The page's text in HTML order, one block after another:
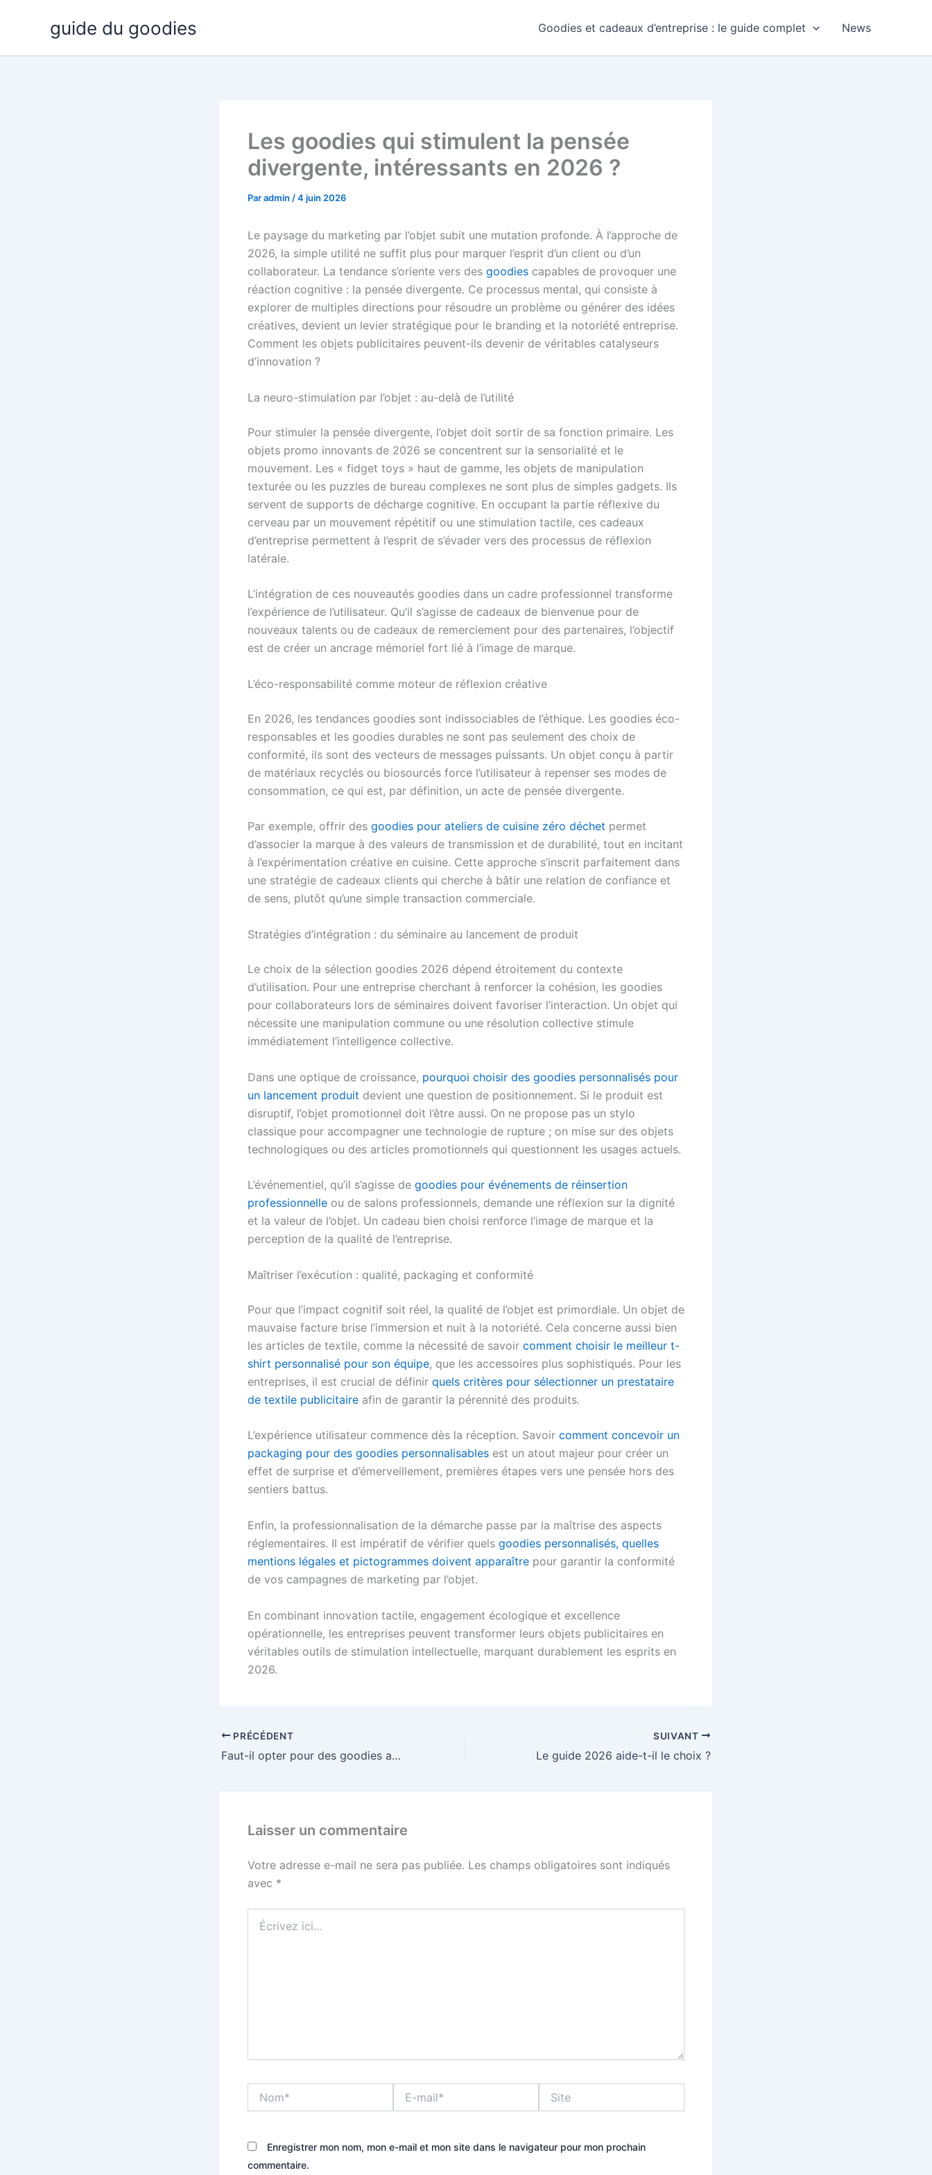
guide du goodies Goodies et cadeaux d’entreprise : le guide complet News
Les goodies qui stimulent la pensée
divergente, intéressants en 2026 ?
Paradmin /4 juin 2026
Le paysage du marketing par l’objet subit une mutation profonde. À l’approche de
2026, la simple utilité ne suffit plus pour marquer l’esprit d’un client ou d’un
collaborateur. La tendance s’oriente vers des goodies capables de provoquer une
réaction cognitive : la pensée divergente. Ce processus mental, qui consiste à
explorer de multiples directions pour résoudre un problème ou générer des idées
créatives, devient un levier stratégique pour le branding et la notoriété entreprise.
Comment les objets publicitaires peuvent-ils devenir de véritables catalyseurs
d’innovation ?
La neuro-stimulation par l’objet : au-delà de l’utilité
Pour stimuler la pensée divergente, l’objet doit sortir de sa fonction primaire. Les
objets promo innovants de 2026 se concentrent sur la sensorialité et le
mouvement. Les « fidget toys » haut de gamme, les objets de manipulation
texturée ou les puzzles de bureau complexes ne sont plus de simples gadgets. Ils
servent de supports de décharge cognitive. En occupant la partie réflexive du
cerveau par un mouvement répétitif ou une stimulation tactile, ces cadeaux
d’entreprise permettent à l’esprit de s’évader vers des processus de réflexion
latérale.
L’intégration de ces nouveautés goodies dans un cadre professionnel transforme
l’expérience de l’utilisateur. Qu’il s’agisse de cadeaux de bienvenue pour de
nouveaux talents ou de cadeaux de remerciement pour des partenaires, l’objectif
est de créer un ancrage mémoriel fort lié à l’image de marque.
L’éco-responsabilité comme moteur de réflexion créative
En 2026, les tendances goodies sont indissociables de l’éthique. Les goodies éco-
responsables et les goodies durables ne sont pas seulement des choix de
conformité, ils sont des vecteurs de messages puissants. Un objet conçu à partir
de matériaux recyclés ou biosourcés force l’utilisateur à repenser ses modes de
consommation, ce qui est, par définition, un acte de pensée divergente.
Par exemple, offrir des goodies pour ateliers de cuisine zéro déchet permet
d’associer la marque à des valeurs de transmission et de durabilité, tout en incitant
à l’expérimentation créative en cuisine. Cette approche s’inscrit parfaitement dans
une stratégie de cadeaux clients qui cherche à bâtir une relation de confiance et
de sens, plutôt qu’une simple transaction commerciale.
Stratégies d’intégration : du séminaire au lancement de produit
Le choix de la sélection goodies 2026 dépend étroitement du contexte
d’utilisation. Pour une entreprise cherchant à renforcer la cohésion, les goodies
pour collaborateurs lors de séminaires doivent favoriser l’interaction. Un objet qui
nécessite une manipulation commune ou une résolution collective stimule
immédiatement l’intelligence collective.
Dans une optique de croissance, pourquoi choisir des goodies personnalisés pour
un lancement produit devient une question de positionnement. Si le produit est
disruptif, l’objet promotionnel doit l’être aussi. On ne propose pas un stylo
classique pour accompagner une technologie de rupture ; on mise sur des objets
technologiques ou des articles promotionnels qui questionnent les usages actuels.
L’événementiel, qu’il s’agisse de goodies pour événements de réinsertion
professionnelle ou de salons professionnels, demande une réflexion sur la dignité
et la valeur de l’objet. Un cadeau bien choisi renforce l’image de marque et la
perception de la qualité de l’entreprise.
Maîtriser l’exécution : qualité, packaging et conformité
Pour que l’impact cognitif soit réel, la qualité de l’objet est primordiale. Un objet de
mauvaise facture brise l’immersion et nuit à la notoriété. Cela concerne aussi bien
les articles de textile, comme la nécessité de savoir comment choisir le meilleur t-
shirt personnalisé pour son équipe, que les accessoires plus sophistiqués. Pour les
entreprises, il est crucial de définir quels critères pour sélectionner un prestataire
de textile publicitaire afin de garantir la pérennité des produits.
L’expérience utilisateur commence dès la réception. Savoir comment concevoir un
packaging pour des goodies personnalisables est un atout majeur pour créer un
effet de surprise et d’émerveillement, premières étapes vers une pensée hors des
sentiers battus.
Enfin, la professionnalisation de la démarche passe par la maîtrise des aspects
réglementaires. Il est impératif de vérifier quels goodies personnalisés, quelles
mentions légales et pictogrammes doivent apparaître pour garantir la conformité
de vos campagnes de marketing par l’objet.
En combinant innovation tactile, engagement écologique et excellence
opérationnelle, les entreprises peuvent transformer leurs objets publicitaires en
véritables outils de stimulation intellectuelle, marquant durablement les esprits en
2026.
PRÉCÉDENT
Faut-il opter pour des goodies avec un message de gratitude en 2026 ?
SUIVANT
Le guide 2026 aide-t-il le choix ?
Laisser un commentaire
Votre adresse e-mail ne sera pas publiée. Les champs obligatoires sont indiqués
avec *
ici…
mail*
Enregistrer mon nom, mon e-mail et mon site dans le navigateur pour mon prochain
commentaire.